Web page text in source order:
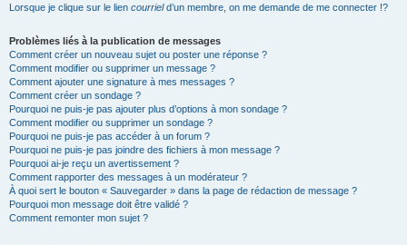
Lorsque je clique sur le lien courrield’un membre, on me demande de me connecter !?
Problèmes liés à la publication de messages
Comment créer un nouveau sujet ou poster une réponse ?
Comment modifier ou supprimer un message ?
Comment ajouter une signature à mes messages ?
Comment créer un sondage ?
Pourquoi ne puis-je pas ajouter plus d’options à mon sondage ?
Comment modifier ou supprimer un sondage ?
Pourquoi ne puis-je pas accéder à un forum ?
Pourquoi ne puis-je pas joindre des fichiers à mon message ?
Pourquoi ai-je reçu un avertissement ?
Comment rapporter des messages à un modérateur ?
À quoi sert le bouton « Sauvegarder » dans la page de rédaction de message ?
Pourquoi mon message doit être validé ?
Comment remonter mon sujet ?